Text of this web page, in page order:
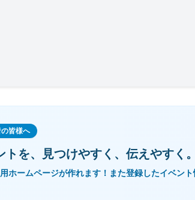
皆様へ
を、 見つけやすく、伝えやすく。
ホームページが作れます！また登録したイベン